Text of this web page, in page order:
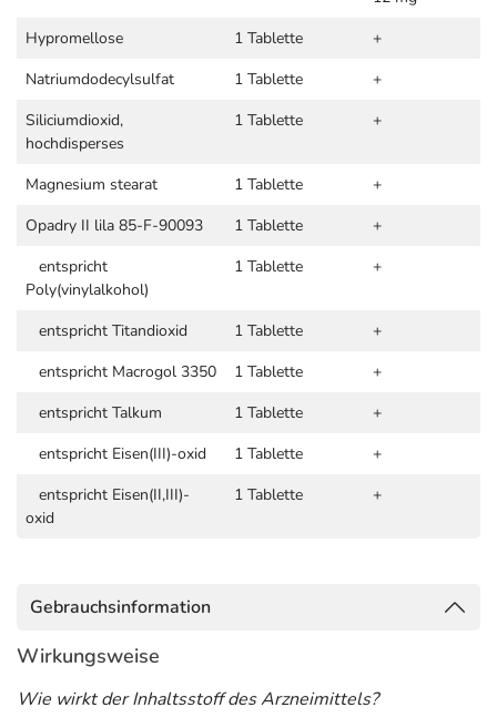
Hypromellose
1 Tablette
+
Natriumdodecylsulfat
1 Tablette
+
Siliciumdioxid,
hochdisperses
1 Tablette +
Magnesium stearat 1 Tablette
+
Opadry II lila 85-F-90093
1 Tablette
+
entspricht
Poly(vinylalkohol)
1 Tablette +
entspricht Titandioxid 1 Tablette
+
entspricht Macrogol 3350
1 Tablette
+
entspricht Talkum
1 Tablette
+
entspricht Eisen(III)-oxid
1 Tablette
+
entspricht Eisen(II,III)-
oxid
1 Tablette +
Gebrauchsinformation
Wirkungsweise
Wie wirkt der Inhaltsstoff des Arzneimittels?